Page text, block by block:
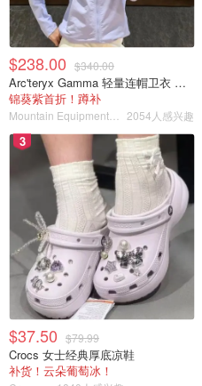
$238.00 $340.00
Arc'teryx Gamma 轻量连帽卫衣 女款
锦葵紫首折！蹲补
2054人感兴趣
3
$37.50 $79.99
Crocs 女士经典厚底凉鞋
补货！云朵葡萄冰！